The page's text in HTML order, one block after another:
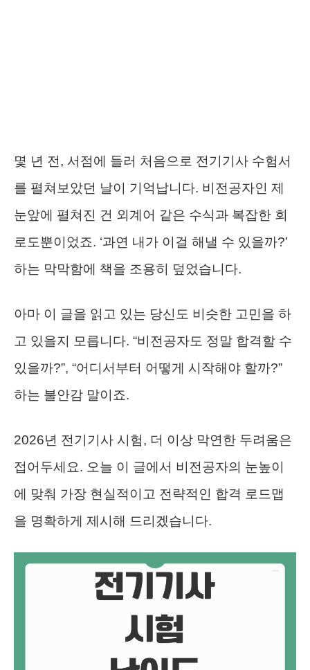
몇 년 전, 서점에 들러 처음으로 전기기사 수험서
를 펼쳐보았던 날이 기억납니다. 비전공자인 제
눈앞에 펼쳐진 건 외계어 같은 수식과 복잡한 회
로도뿐이었죠. ‘과연 내가 이걸 해낼 수 있을까?’
하는 막막함에 책을 조용히 덮었습니다.
아마 이 글을 읽고 있는 당신도 비슷한 고민을 하
고 있을지 모릅니다. “비전공자도 정말 합격할 수
있을까?”, “어디서부터 어떻게 시작해야 할까?”
하는 불안감 말이죠.
2026년 전기기사 시험, 더 이상 막연한 두려움은
접어두세요. 오늘 이 글에서 비전공자의 눈높이
에 맞춰 가장 현실적이고 전략적인 합격 로드맵
을 명확하게 제시해 드리겠습니다.